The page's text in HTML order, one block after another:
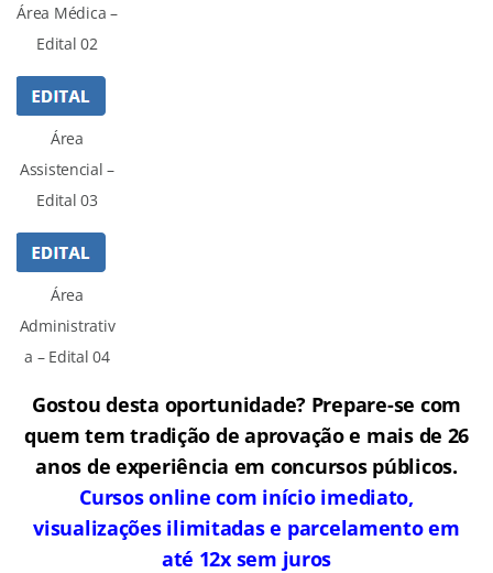
Área Médica –
Edital 02
Área
Assistencial –
Edital 03
Área
Administrativ
a – Edital 04
Gostou desta oportunidade? Prepare-se com
quem tem tradição de aprovação e mais de 26
anos de experiência em concursos públicos.
Cursos online com início imediato,
visualizações ilimitadas e parcelamento em
até 12x sem juros